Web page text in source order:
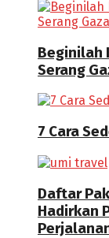
Beginilah
Serang
7 Cara
Daftar
Hadirkan